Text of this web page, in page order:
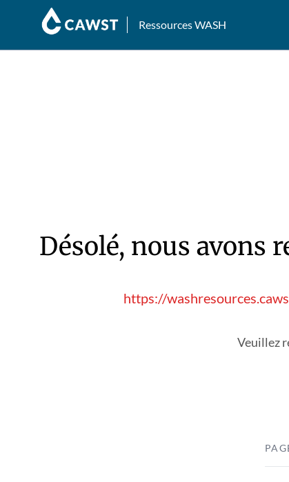
Ressources WASH
Désolé, nous avons
https://
Veuillez